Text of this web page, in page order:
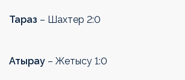
Тараз – Шахтер 2:0
Атырау – Жетысу 1:0